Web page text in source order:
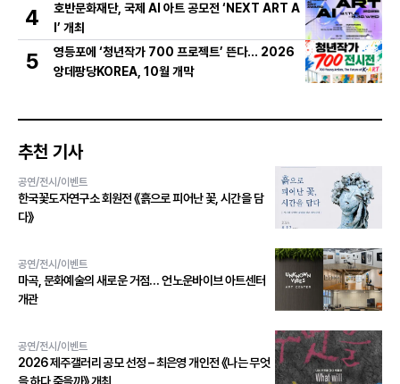
4
호반문화재단, 국제 AI 아트 공모전 ‘NEXT ART A
I’ 개최
5
영등포에 ‘청년작가 700 프로젝트’ 뜬다… 2026
앙데팡당KOREA, 10월 개막
추천 기사
공연/전시/이벤트
한국꽃도자연구소 회원전 《흙으로 피어난 꽃, 시간을 담
다》
공연/전시/이벤트
마곡, 문화예술의 새로운 거점… 언노운바이브 아트센터
개관
공연/전시/이벤트
2026 제주갤러리 공모 선정 – 최은영 개인전 《나는 무엇